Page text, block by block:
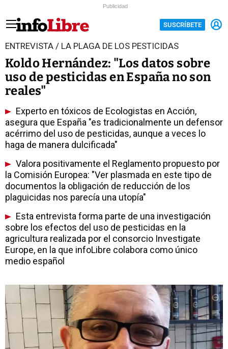
Publicidad
SUSCRÍBETE
ENTREVISTA / LA PLAGA DE LOS PESTICIDAS
Koldo Hernández: "Los datos sobre
uso de pesticidas en España no son
reales"
Experto en tóxicos de Ecologistas en Acción,
asegura que España "es tradicionalmente un defensor
acérrimo del uso de pesticidas, aunque a veces lo
haga de manera dulcificada"
Valora positivamente el Reglamento propuesto por
la Comisión Europea: "Ver plasmada en este tipo de
documentos la obligación de reducción de los
plaguicidas nos parecía una utopía"
Esta entrevista forma parte de una investigación
sobre los efectos del uso de pesticidas en la
agricultura realizada por el consorcio Investigate
Europe, en la que infoLibre colabora como único
medio español